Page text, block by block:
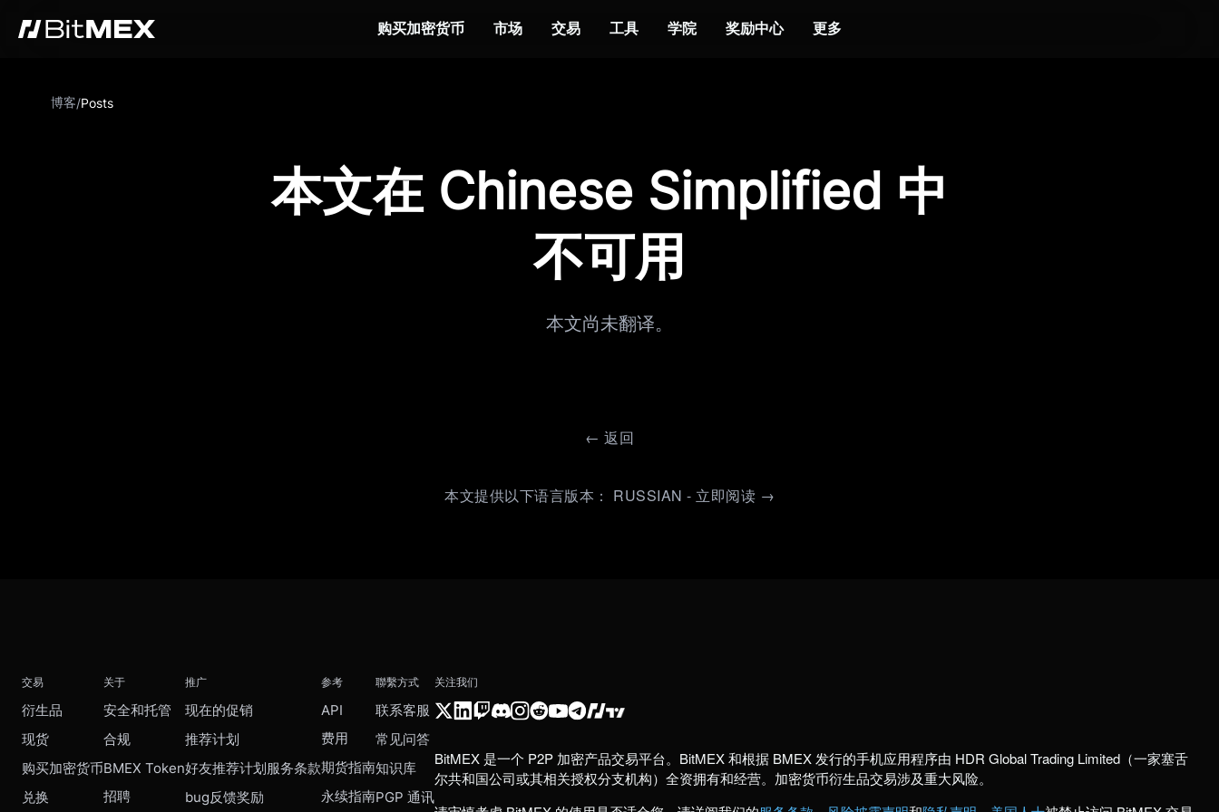
购买加密货币 市场 交易 工具 学院 奖励中心 更多
博客/Posts
本文在 Chinese Simplified 中
不可用
本文尚未翻译。
← 返回
本文提供以下语言版本： RUSSIAN - 立即阅读 →
交易
衍生品
现货
购买加密货币
兑换
关于
安全和托管
合规
BMEX Token
招聘
推广
现在的促销
推荐计划
好友推荐计划服务条款
bug反馈奖励
参考
API
费用
期货指南
永续指南
聯繫方式
联系客服
常见问答
知识库
PGP 通讯
关注我们
BitMEX 是一个 P2P 加密产品交易平台。BitMEX 和根据 BMEX 发行的手机应用程序由 HDR Global Trading Limited（一家塞舌
尔共和国公司或其相关授权分支机构）全资拥有和经营。加密货币衍生品交易涉及重大风险。